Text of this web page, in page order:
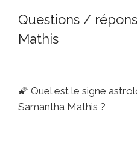
Questions /
Mathis
🌠 Quel est le signe
Samantha Mathis ?